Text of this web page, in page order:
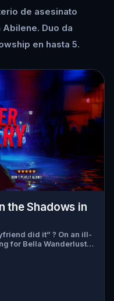
de asesinato
Duo da
en hasta 5.
the Shadows in
did it” ? On an ill-
for Bella Wanderlust
travel blogger, was
the theatrical Percy
the ghost tour